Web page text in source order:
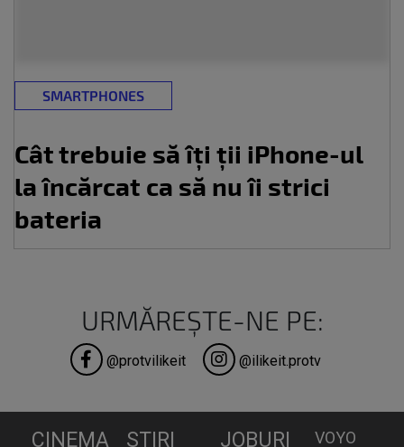
SMARTPHONES
Cât trebuie să îți ții iPhone-ul
la încărcat ca să nu îi strici
bateria
URMĂREȘTE-NE PE:
@protvilikeit @ilikeit.protv
CINEMA STIRI
JOBURI
VOYO